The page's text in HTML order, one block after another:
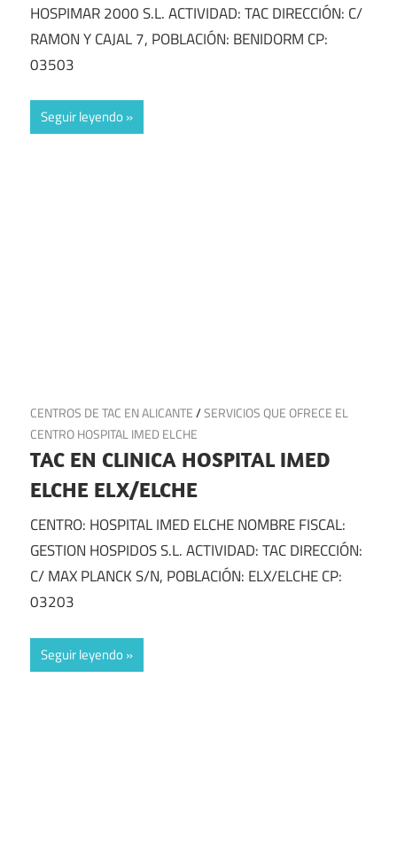
HOSPIMAR 2000 S.L. ACTIVIDAD: TAC DIRECCIÓN: C/
RAMON Y CAJAL 7, POBLACIÓN: BENIDORM CP:
03503
Seguir leyendo
18 de febrero de 2025
CENTROS DE TAC EN ALICANTE/SERVICIOS QUE OFRECE EL
CENTRO HOSPITAL IMED ELCHE
TAC EN CLINICA HOSPITAL IMED
ELCHE ELX/ELCHE
CENTRO: HOSPITAL IMED ELCHE NOMBRE FISCAL:
GESTION HOSPIDOS S.L. ACTIVIDAD: TAC DIRECCIÓN:
C/ MAX PLANCK S/N, POBLACIÓN: ELX/ELCHE CP:
03203
Seguir leyendo